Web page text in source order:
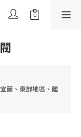
蘭、東部地區、離